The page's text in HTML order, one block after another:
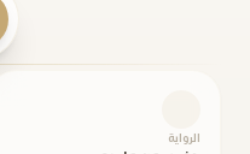
الرواية